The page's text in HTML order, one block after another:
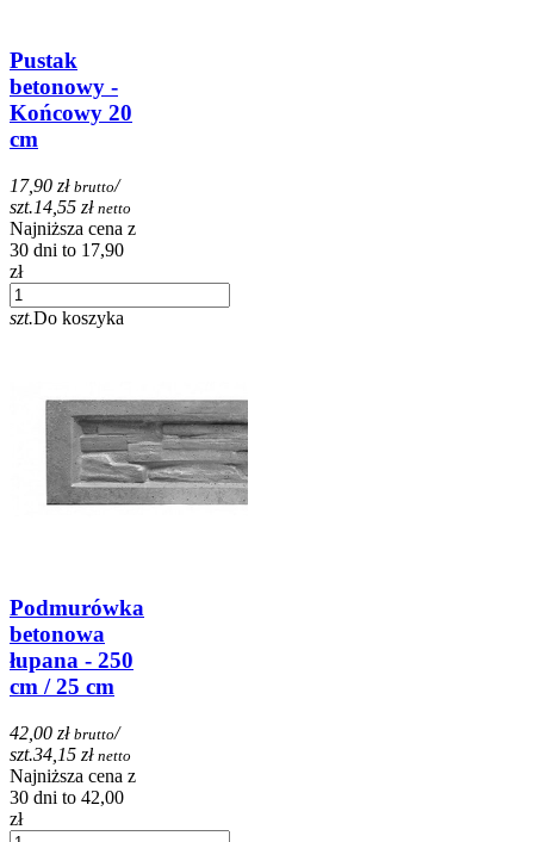
Pustak
betonowy -
Końcowy 20
cm
17,90 zł brutto/
szt.14,55 zł netto
Najniższa cena z
30 dni to 17,90
zł
szt.Do koszyka
Podmurówka
betonowa
łupana - 250
cm / 25 cm
42,00 zł brutto/
szt.34,15 zł netto
Najniższa cena z
30 dni to 42,00
zł